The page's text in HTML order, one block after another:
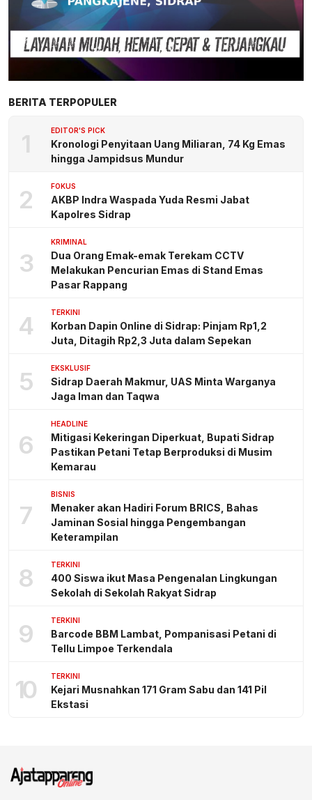
BERITA TERPOPULER
1 EDITOR'S PICK
Kronologi Penyitaan Uang Miliaran, 74 Kg Emas
hingga Jampidsus Mundur
2 FOKUS
AKBP Indra Waspada Yuda Resmi Jabat
Kapolres Sidrap
3
KRIMINAL
Dua Orang Emak-emak Terekam CCTV
Melakukan Pencurian Emas di Stand Emas
Pasar Rappang
4 TERKINI
Korban Dapin Online di Sidrap: Pinjam Rp1,2
Juta, Ditagih Rp2,3 Juta dalam Sepekan
5 EKSKLUSIF
Sidrap Daerah Makmur, UAS Minta Warganya
Jaga Iman dan Taqwa
6
HEADLINE
Mitigasi Kekeringan Diperkuat, Bupati Sidrap
Pastikan Petani Tetap Berproduksi di Musim
Kemarau
7
BISNIS
Menaker akan Hadiri Forum BRICS, Bahas
Jaminan Sosial hingga Pengembangan
Keterampilan
8 TERKINI
400 Siswa ikut Masa Pengenalan Lingkungan
Sekolah di Sekolah Rakyat Sidrap
9 TERKINI
Barcode BBM Lambat, Pompanisasi Petani di
Tellu Limpoe Terkendala
10 TERKINI
Kejari Musnahkan 171 Gram Sabu dan 141 Pil
Ekstasi